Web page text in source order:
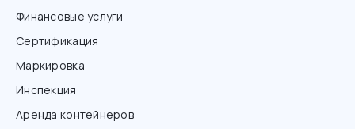
Финансовые услуги
Сертификация
Маркировка
Инспекция
Аренда контейнеров